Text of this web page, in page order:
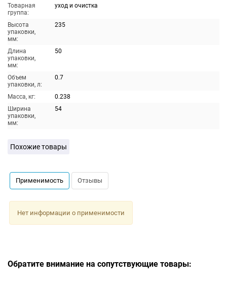
Товарная
группа:
уход и очистка
Высота
упаковки,
мм:
235
Длина
упаковки,
мм:
50
Объем
упаковки, л:
0.7
Масса, кг:
0.238
Ширина
упаковки,
мм:
54
Похожие товары
Применимость Отзывы
Нет информации о применимости
Обратите внимание на сопутствующие товары: